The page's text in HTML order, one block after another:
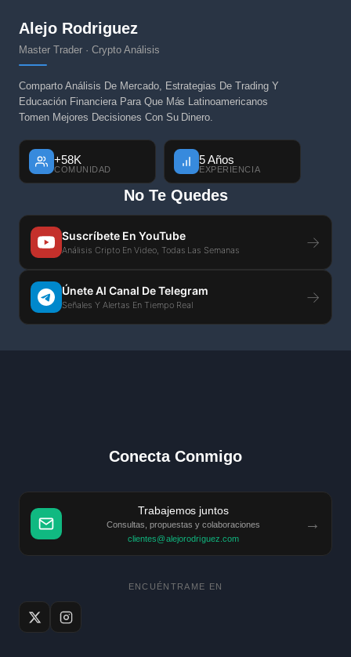
Alejo Rodriguez
Master Trader · Crypto Análisis
Comparto Análisis De Mercado, Estrategias De Trading Y
Educación Financiera Para Que Más Latinoamericanos
Tomen Mejores Decisiones Con Su Dinero.
+58K
COMUNIDAD
5 Años
EXPERIENCIA
No Te Quedes
Suscríbete En YouTube
Análisis Cripto En Video, Todas Las Semanas →
Únete Al Canal De Telegram
Señales Y Alertas En Tiempo Real →
Conecta Conmigo
Trabajemos juntos
Consultas, propuestas y colaboraciones
clientes@alejorodriguez.com
→
ENCUÉNTRAME EN